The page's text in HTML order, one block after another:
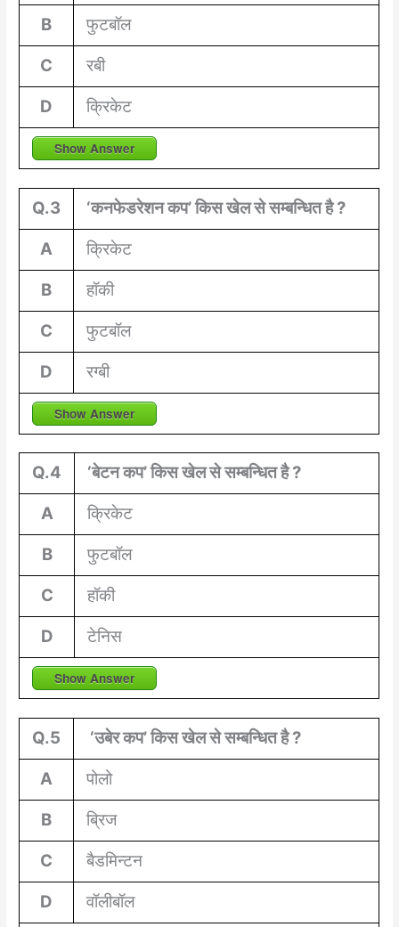
B
फुटबॉल
C
रबी
D
क्रिकेट
Show Answer
Q.3
‘कनफेडरेशन कप’ किस खेल से सम्बन्धित है ?
A
क्रिकेट
B
हॉकी
C
फुटबॉल
D
रग्बी
Show Answer
Q.4
‘बेटन कप’ किस खेल से सम्बन्धित है ?
A
क्रिकेट
B
फुटबॉल
C
हॉकी
D
टेनिस
Show Answer
Q.5
‘उबेर कप’ किस खेल से सम्बन्धित है ?
A
पोलो
B
ब्रिज
C
बैडमिन्टन
D
वॉलीबॉल